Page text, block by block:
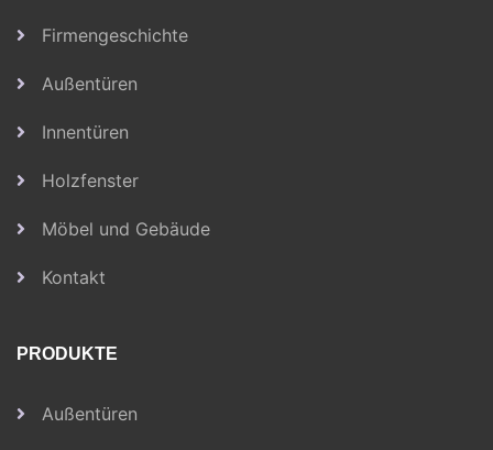
Firmengeschichte
Außentüren
Innentüren
Holzfenster
Möbel und Gebäude
Kontakt
PRODUKTE
Außentüren